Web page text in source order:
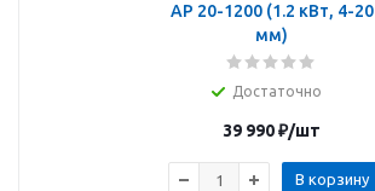
АР 20-1200 (1.2 кВт, 4-20
мм)
Достаточно
39 990₽/шт
В корзину